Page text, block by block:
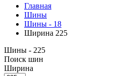
Главная
Шины
Шины - 18
Ширина 225
Шины - 225
Поиск шин
Ширина